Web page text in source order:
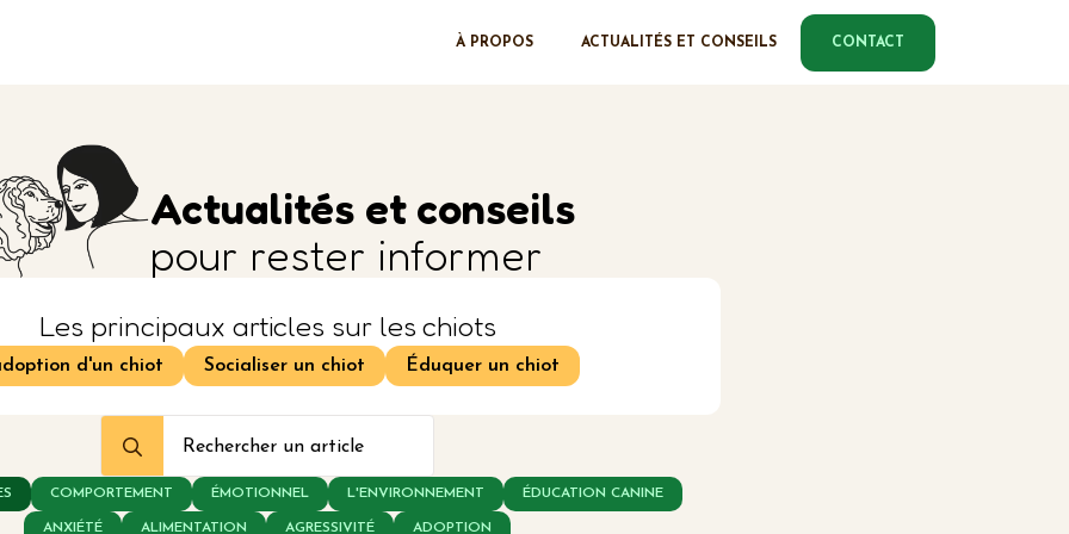
À PROPOS ACTUALITÉS ET CONSEILS CONTACT
Actualités et conseils
pour rester informer
Les principaux articles sur les chiots
d'un chiot Socialiser un chiot Éduquer un chiot
for:
COMPORTEMENT ÉMOTIONNEL L'ENVIRONNEMENT ÉDUCATION CANINE
ANXIÉTÉ ALIMENTATION AGRESSIVITÉ ADOPTION